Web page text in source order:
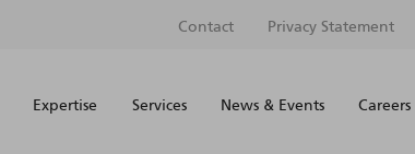
Contact Privacy Statement
Expertise Services News & Events Careers